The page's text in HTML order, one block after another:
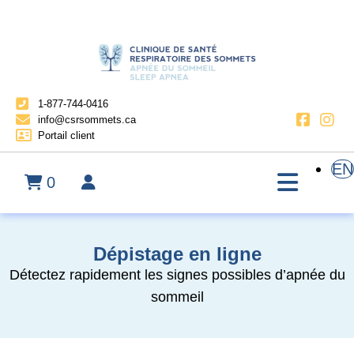
1-877-744-0416
info@csrsommets.ca
Portail client
EN
0
Dépistage en ligne
Détectez rapidement les signes possibles d’apnée du
sommeil